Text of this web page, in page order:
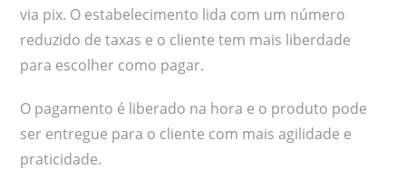
via pix. O estabelecimento lida com um número
reduzido de taxas e o cliente tem mais liberdade
para escolher como pagar.
O pagamento é liberado na hora e o produto pode
ser entregue para o cliente com mais agilidade e
praticidade.